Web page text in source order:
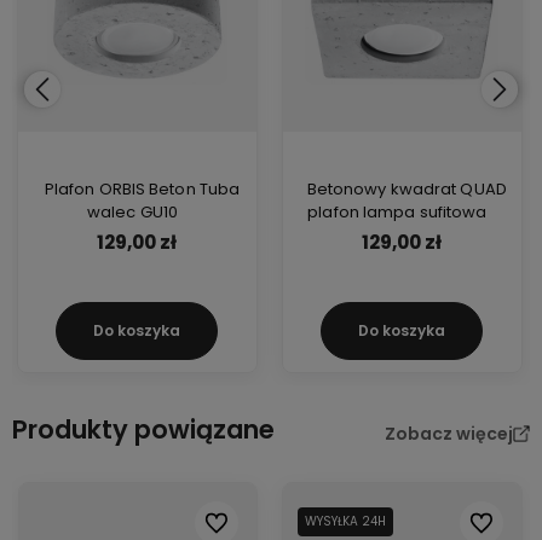
Plafon ORBIS Beton Tuba
walec GU10
129,00 zł
Do koszyka
Betonowy kwadrat QUAD
plafon lampa sufitowa
129,00 zł
Do koszyka
Produkty powiązane Zobacz więcej
Do ulubionychWYSYŁKA 24H Do